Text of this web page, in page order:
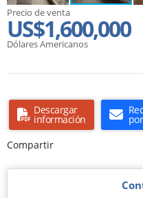
Precio de venta
US$1,600,000
Dólares Americanos
Descargar
información
Compartir